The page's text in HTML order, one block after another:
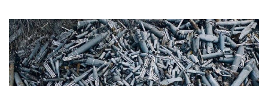
Покрови Пресвятої Богородиці (с. Вільча)
Преображенська парафія (м. Лозова)
Парафія Благовіщення Пресвятої Богородиці (смт
Золочів)
Надруковані числа
Молитви
Галерея